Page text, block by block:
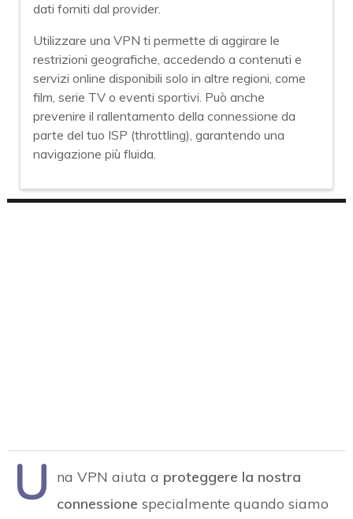
dati forniti dal provider.
Utilizzare una VPN ti permette di aggirare le
restrizioni geografiche, accedendo a contenuti e
servizi online disponibili solo in altre regioni, come
film, serie TV o eventi sportivi. Può anche
prevenire il rallentamento della connessione da
parte del tuo ISP (throttling), garantendo una
navigazione più fluida.
U na VPN aiuta a proteggere la nostra
connessione specialmente quando siamo